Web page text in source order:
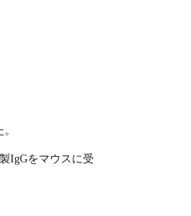
IgGをマウスに受